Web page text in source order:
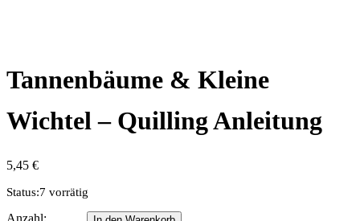
Tannenbäume & Kleine
Wichtel – Quilling Anleitung
5,45 €
Status:7 vorrätig
Tannenbäume
Anzahl: